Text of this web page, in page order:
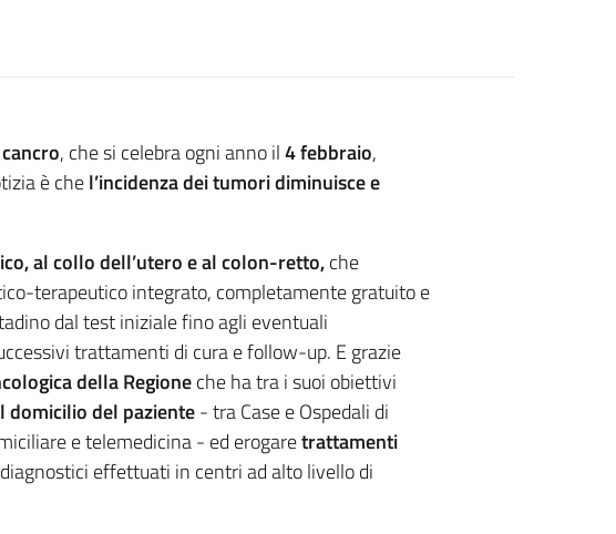
, che si celebra ogni anno il4 febbraio,
è chel’incidenza dei tumori diminuisce e
al collo dell’utero e al colon-retto,che
terapeutico integrato, completamente gratuito e
dal test iniziale fino agli eventuali
trattamenti di cura e follow-up. E grazie
della Regioneche ha tra i suoi obiettivi
domicilio del paziente- tra Case e Ospedali di
e telemedicina - ed erogaretrattamenti
effettuati in centri ad alto livello di